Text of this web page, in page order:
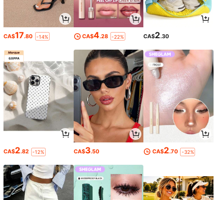
CA$17.80 -14% CA$4.28 -22% CA$2.30
CA$2.82 -12% CA$3.50 CA$2.70 -32%